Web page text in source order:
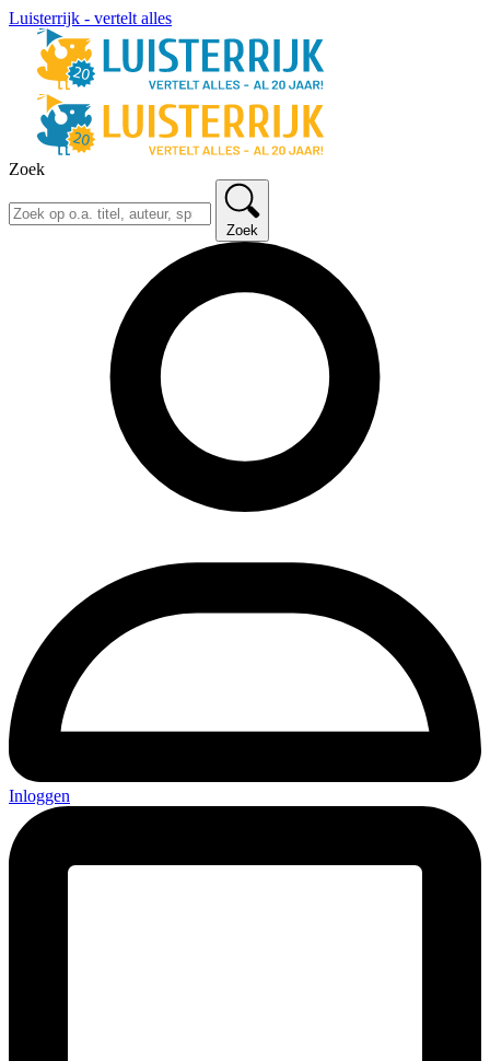
Luisterrijk - vertelt alles
Zoek
Zoek
Inloggen